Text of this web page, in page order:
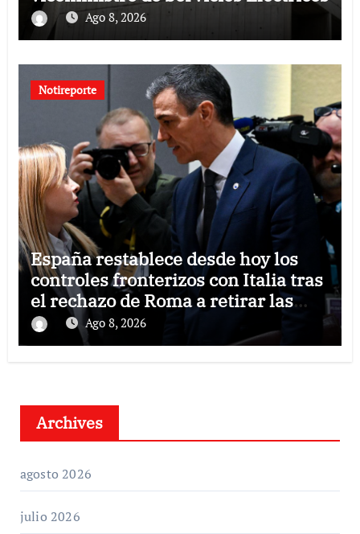
Ago 8, 2026
Notireporte
España restablece desde hoy los
controles fronterizos con Italia tras
el rechazo de Roma a retirar las
restricciones
Ago 8, 2026
Archives
agosto 2026
julio 2026